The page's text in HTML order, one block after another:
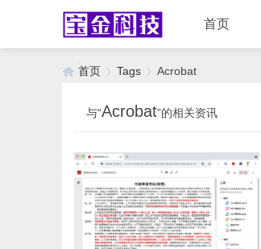
首页
首页 Tags Acrobat
与“Acrobat”的相关资讯